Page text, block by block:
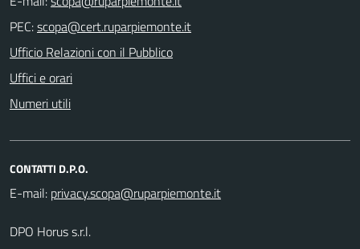
PEC:
Ufficio Relazioni con il Pubblico
Uffici e orari
Numeri utili
CONTATTI D.P.O.
E-mail:
DPO Horus s.r.l.